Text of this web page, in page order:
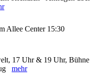
Allee Center 15:30
17 Uhr & 19 Uhr, Bühne
mehr